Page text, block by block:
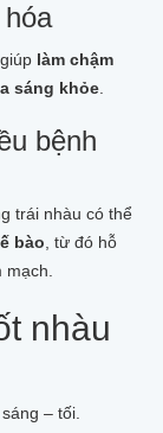
làm chậm
sáng khỏe
bệnh
trái nhàu có thể
bào , từ đó hỗ
nhàu
– tối.